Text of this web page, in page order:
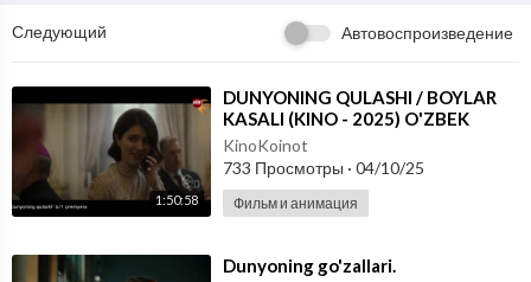
Следующий Автовоспроизведение
1:50:58
⁣DUNYONING QULASHI / BOYLAR
KASALI (KINO - 2025) O'ZBEK
TILIDA
KinoKoinot
733 Просмотры · 04/10/25
Фильм и анимация
⁣Dunyoning go'zallari.